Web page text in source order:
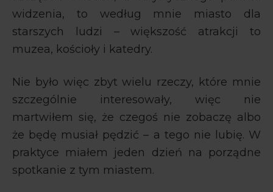
widzenia, to według mnie miasto dla
starszych ludzi – większość atrakcji to
muzea, kościoły i katedry.
Nie było więc zbyt wielu rzeczy, które mnie
szczególnie interesowały, więc nie
martwiłem się, że czegoś nie zobaczę albo
że będę musiał pędzić – a tego nie lubię. W
praktyce miałem jeden dzień na porządne
spotkanie z tym miastem.